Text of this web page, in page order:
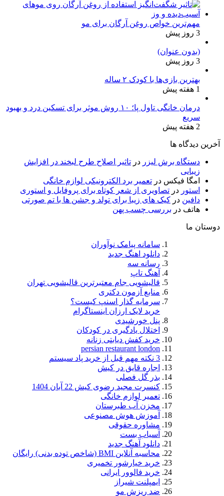
مهم‌ترین خواص روغن آرگان برای مو
3 روز پیش
(بدون عنوان)
3 روز پیش
بهترین بازی‌ها با کودک ۲ ساله
1 هفته پیش
درمان خانگی تاول پا؛ ۱۰ روش موثر برای تسکین درد و بهبود
سریع
2 هفته پیش
آخرین دیدگاه ها
دستگاه برش لیزر در تاثیر اصلاح طرح لبخند در افزایش
زیبایی
امگا فیکس در تعمیر برد الکترونیکی لوازم خانگی
استور در تصاویری از شعر کوتاه برای پروفایل و استوری
دافین در کیک های زیبا برای تولد و جشن ها با تم صورتی
هاتف در بررسی چسب پهن
دوستان ما
سامانه پیامک نوآوران
دانلود اهنگ جدید
رسانه سه
آهنگ تاپ
قالیشویی جام معتبرترین قالیشویی تهران
منابع آزمون دکتری
سرمایه گذار اسنپ کیست؟
خرید لایک ارزان اینستاگرام
پنل خورشیدی
اختلال یادگیری در کودکان
خرید کفش دیابتی زنانه
persian restaurant london
3 نکته مهم قبل از خرید پاد سیستم
اجاره قایق در کیش
بذر گل فصلی
کنسرت مجید رضوی کیش 22 آبان 1404
تعمیر لوازم خانگی
مخزن آب طبرستان
آموزش هوش مصنوعی
مشاوره حقوقی
آسیاب بست
دانلود آهنگ جدید
محاسبه آنلاین BMI (شاخص توده بدنی) رایگان
خرید خیارشور تخمیری
خرید فالوور ایرانی
ایمپلنت شیراز
ضد ریزش مو